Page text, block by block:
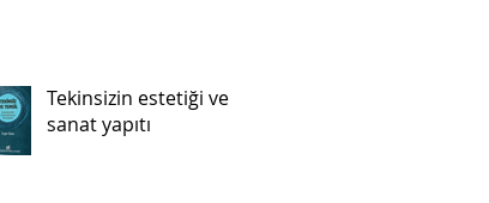
Tekinsizin estetiği ve
sanat yapıtı